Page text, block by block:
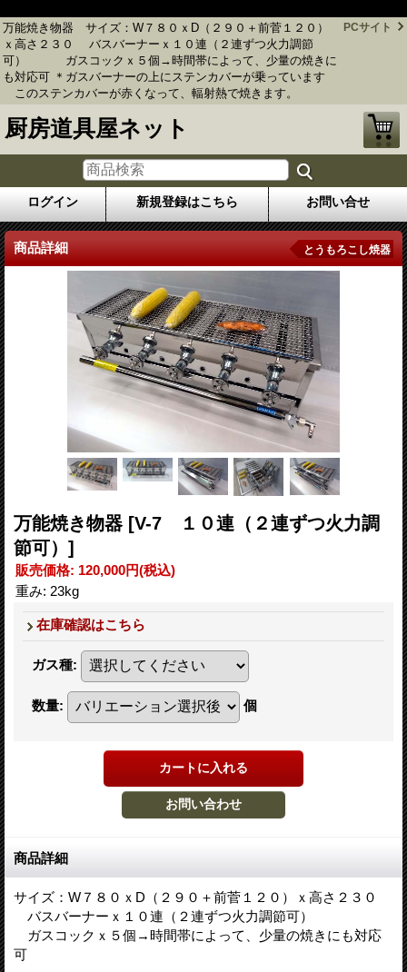
万能焼き物器 サイズ：W７８０ｘD（２９０＋前菅１２０）
ｘ高さ２３０ バスバーナーｘ１０連（２連ずつ火力調節
可） ガスコックｘ５個→時間帯によって、少量の焼きに
も対応可 ＊ガスバーナーの上にステンカバーが乗っています
このステンカバーが赤くなって、輻射熱で焼きます。
PCサイト
厨房道具屋ネット
ログイン 新規登録はこちら お問い合せ
商品詳細 とうもろこし焼器
万能焼き物器 [V-7 １０連（２連ずつ火力調
節可）]
販売価格: 120,000円(税込)
重み: 23kg
在庫確認はこちら
ガス種:
数量: 個
商品詳細
サイズ：W７８０ｘD（２９０＋前菅１２０）ｘ高さ２３０
バスバーナーｘ１０連（２連ずつ火力調節可）
ガスコックｘ５個→時間帯によって、少量の焼きにも対応
可